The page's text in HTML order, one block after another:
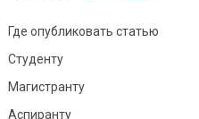
Где опубликовать статью
Студенту
Магистранту
Аспиранту